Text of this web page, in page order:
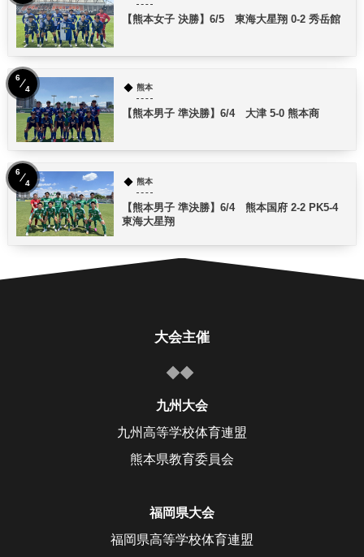
【熊本女子 決勝】6/5 東海大星翔 0-2 秀岳館
熊本
【熊本男子 準決勝】6/4 大津 5-0 熊本商
6
4
熊本
【熊本男子 準決勝】6/4 熊本国府 2-2 PK5-4
東海大星翔
6
4
大会主催
九州大会
九州高等学校体育連盟
熊本県教育委員会
福岡県大会
福岡県高等学校体育連盟